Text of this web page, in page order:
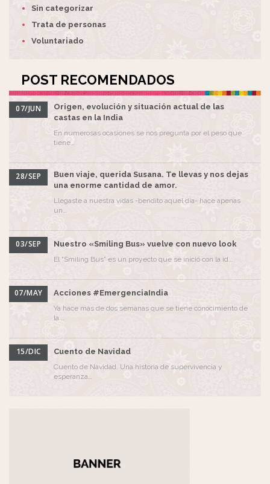
Sin categorizar
Trata de personas
Voluntariado
POST RECOMENDADOS
07/JUN
Origen, evolución y situación actual de las
castas en la India
En numerosas ocasiones se nos pregunta por el peso que
tiene…
28/SEP
Buen viaje, querida Susana. Te llevas y nos dejas
una enorme cantidad de amor.
Llegaste a nuestra vidas -bendito aquel día- hace apenas
un…
03/SEP Nuestro «Smiling Bus» vuelve con nuevo look
El “Smiling Bus” es un proyecto que se inició con la id…
07/MAY Acciones #EmergenciaIndia
Ya hace más de dos semanas que se tiene conocimiento de
la …
15/DIC Cuento de Navidad
Cuento de Navidad. Una historia de supervivencia y
esperanza…